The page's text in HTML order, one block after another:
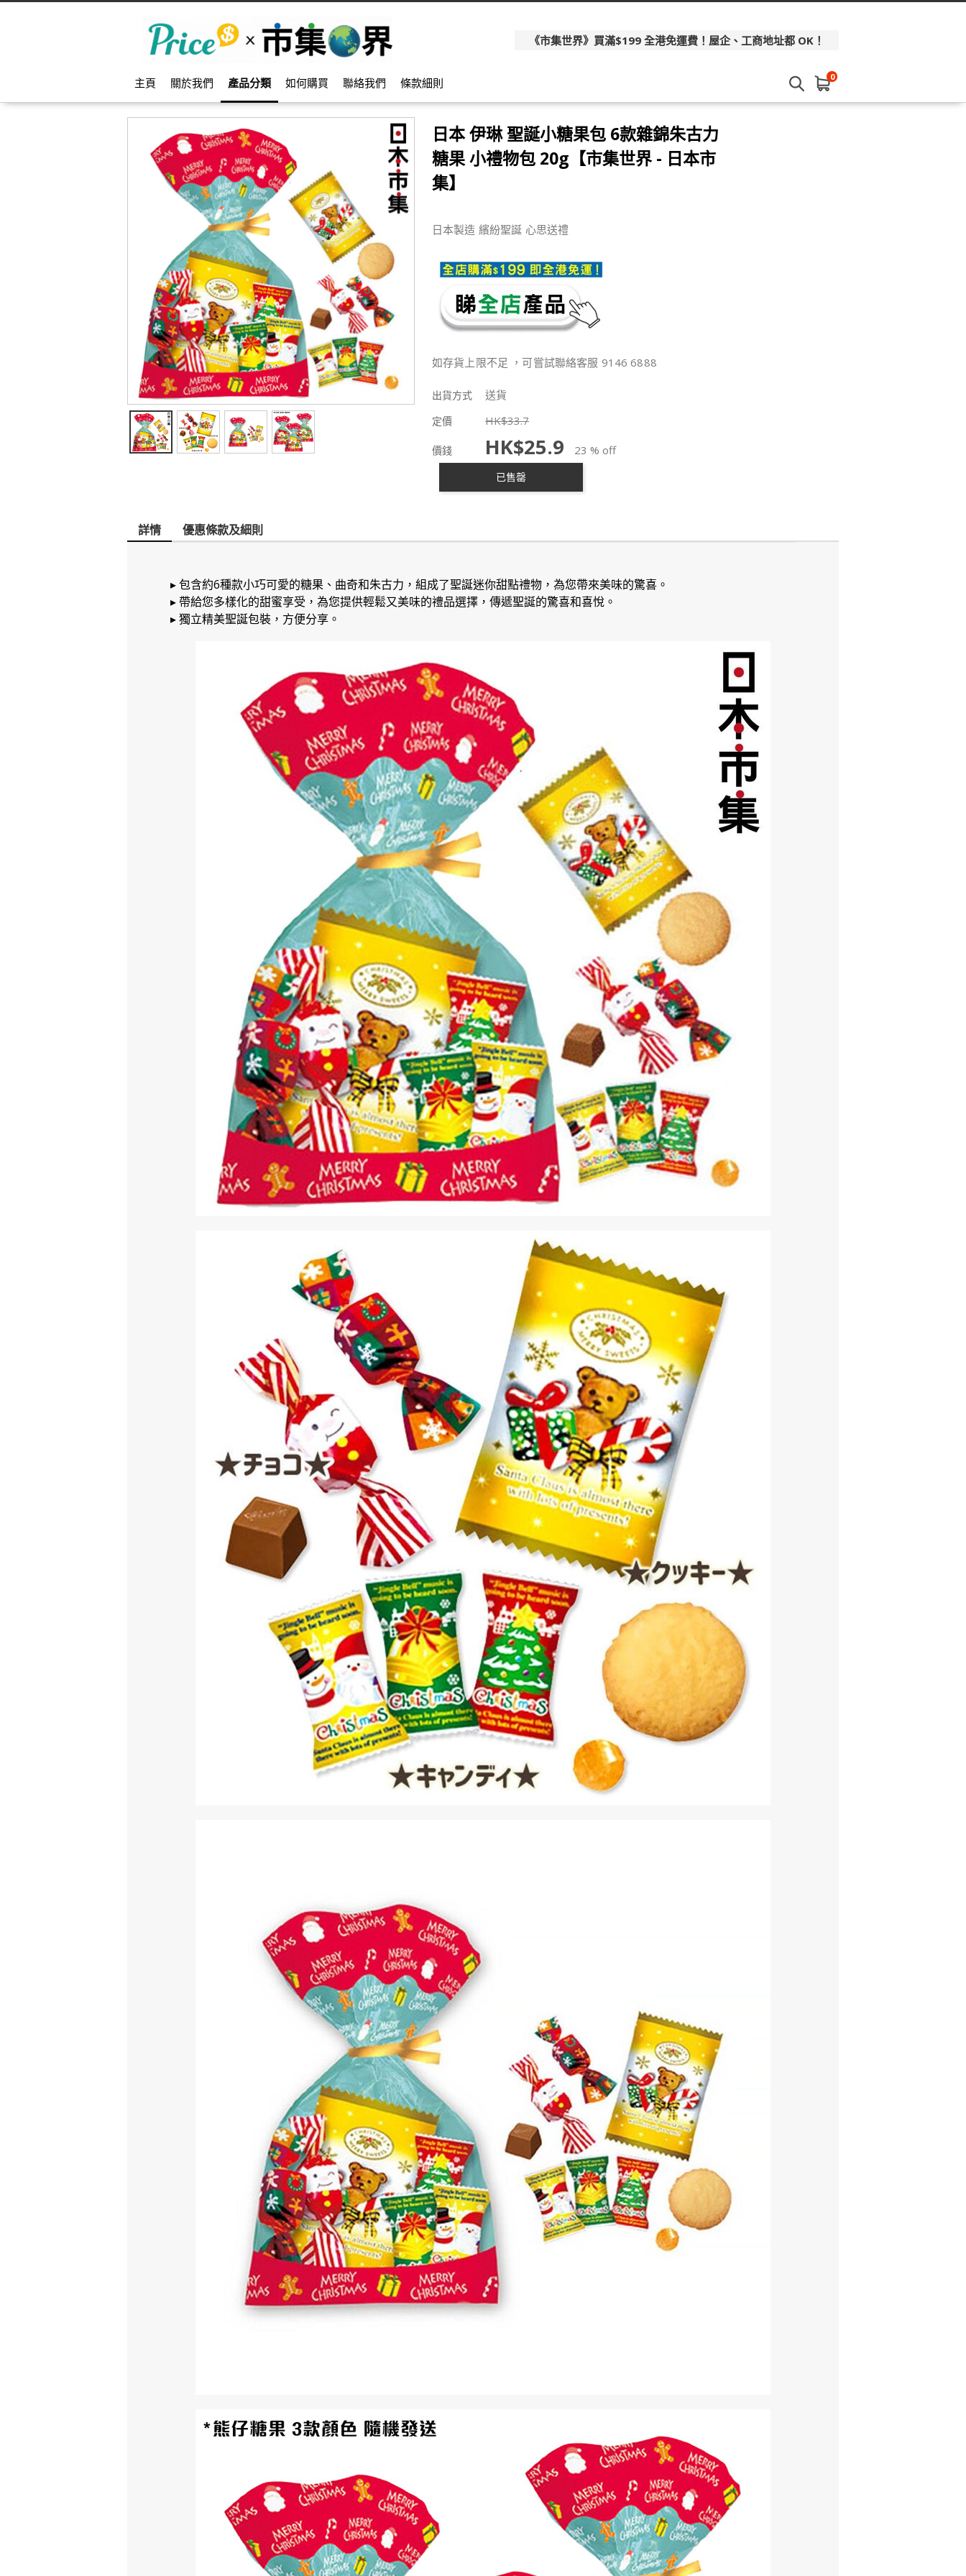
《市集世界》買滿$199 全港免運費！屋企、工商地址都 OK！
主頁 關於我們 產品分類 如何購買 聯絡我們 條款細則 0
日本 伊琳 聖誕小糖果包 6款雜錦朱古力
糖果 小禮物包 20g【市集世界 - 日本市
集】
日本製造 繽紛聖誕 心思送禮
如存貨上限不足 ，可嘗試聯絡客服 9146 6888
出貨方式 送貨
定價 HK$33.7
價錢 HK$25.9 23 % off
已售罄
詳情 優惠條款及細則
▸ 包含約6種款小巧可愛的糖果、曲奇和朱古力，組成了聖誕迷你甜點禮物，為您帶來美味的驚喜。
▸ 帶給您多樣化的甜蜜享受，為您提供輕鬆又美味的禮品選擇，傳遞聖誕的驚喜和喜悅。
▸ 獨立精美聖誕包裝，方便分享。